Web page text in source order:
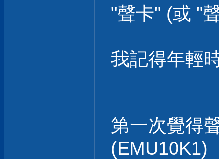
"聲卡" (或 "
我記得年輕
第一次覺得
(EMU10K1)